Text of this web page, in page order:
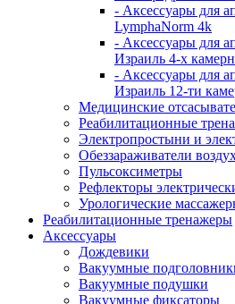
- Аксессуары для
LymphaNorm 4k
- Аксессуары для
Израиль 4-х
- Аксессуары для
Израиль 12-ти
Медицинские
Реабилитационные
Электропростыни и
Обеззараживатели
Пульсоксиметры
Рефлекторы
Урологические
Реабилитационные тренажеры
Аксессуары
Дождевики
Вакуумные
Вакуумные подушки
Вакуумные фиксаторы